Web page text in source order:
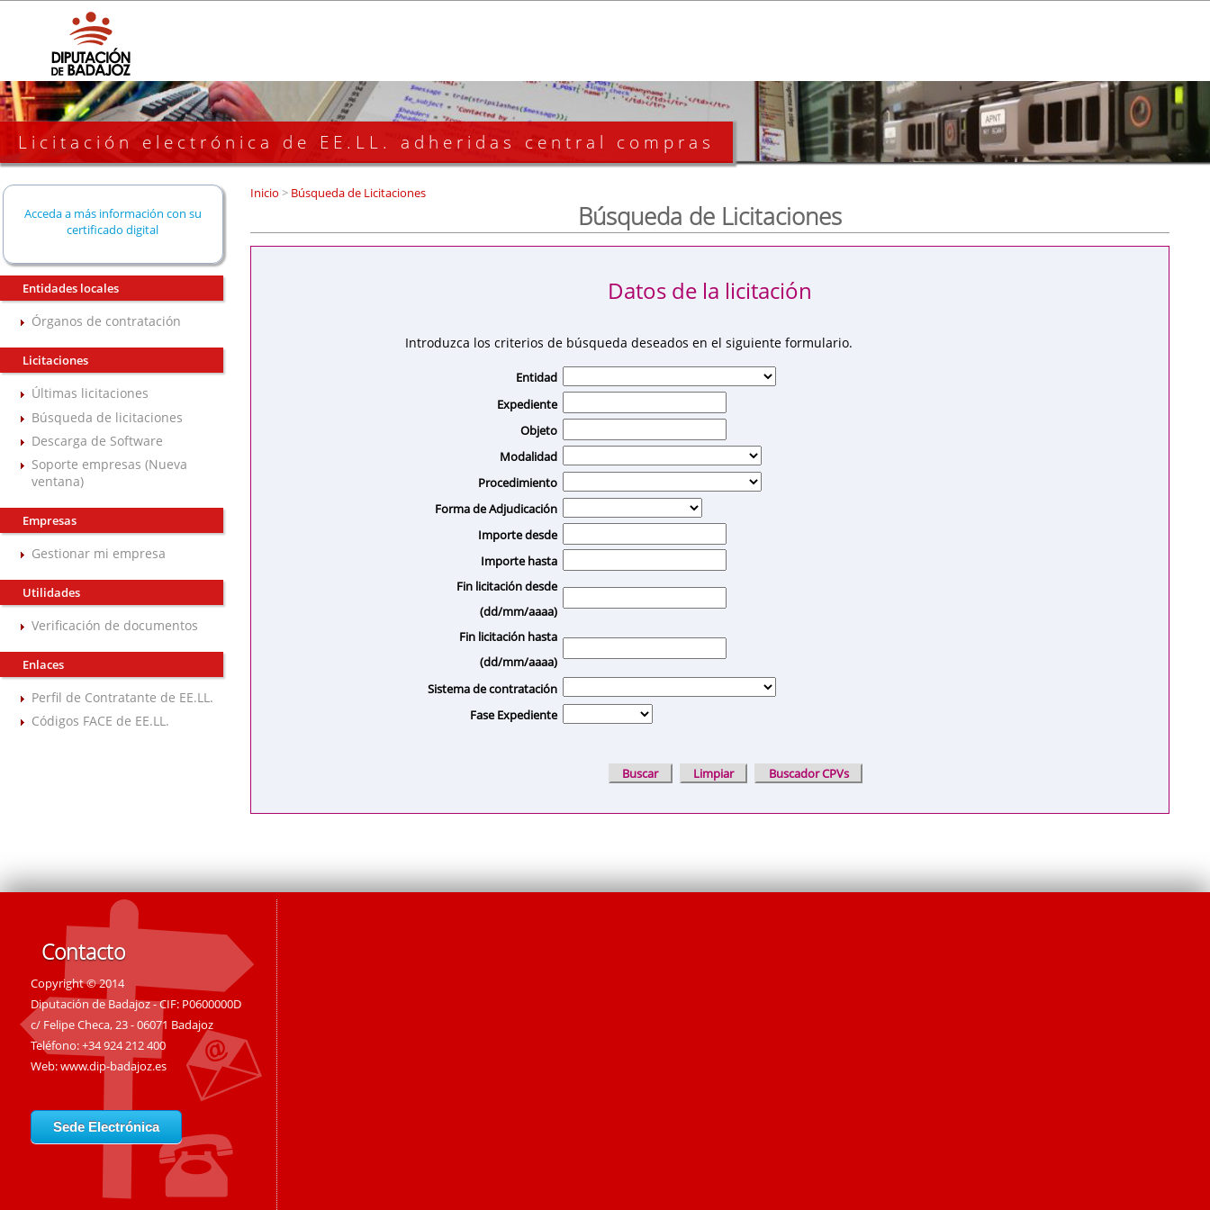
Licitación electrónica de EE.LL. adheridas central compras
Acceda a más información con su
certificado digital
Entidades locales
Órganos de contratación
Licitaciones
Últimas licitaciones
Búsqueda de licitaciones
Descarga de Software
Soporte empresas (Nueva
ventana)
Empresas
Gestionar mi empresa
Utilidades
Verificación de documentos
Enlaces
Perfil de Contratante de EE.LL.
Códigos FACE de EE.LL.
Inicio >Búsqueda de Licitaciones
Búsqueda de Licitaciones
Introduzca los criterios de búsqueda deseados en el siguiente formulario.
Datos de la licitación
Entidad
Expediente
Objeto
Modalidad
Procedimiento
Forma de Adjudicación
Importe desde
Importe hasta
Fin licitación desde
(dd/mm/aaaa)
Fin licitación hasta
(dd/mm/aaaa)
Sistema de contratación
Fase Expediente
Contacto
Copyright © 2014
Diputación de Badajoz - CIF: P0600000D
c/ Felipe Checa, 23 - 06071 Badajoz
Teléfono: +34 924 212 400
Web:www.dip-badajoz.es
Sede Electrónica